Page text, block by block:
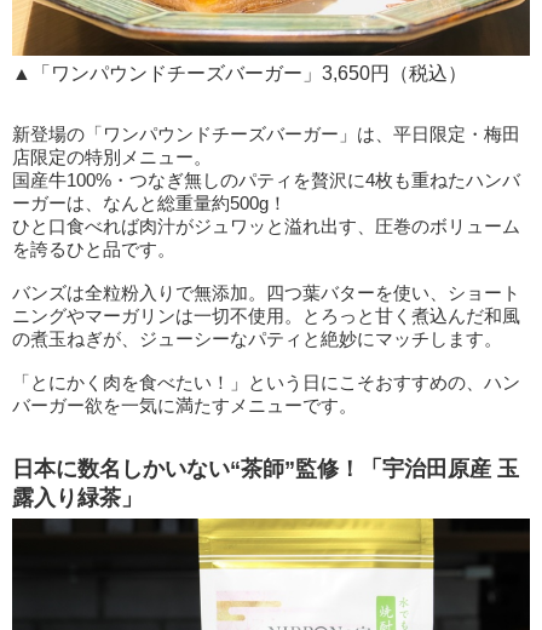
▲「ワンパウンドチーズバーガー」3,650円（税込）
新登場の「ワンパウンドチーズバーガー」は、平日限定・梅田
店限定の特別メニュー。
国産牛100%・つなぎ無しのパティを贅沢に4枚も重ねたハンバ
ーガーは、なんと総重量約500g！
ひと口食べれば肉汁がジュワッと溢れ出す、圧巻のボリューム
を誇るひと品です。
バンズは全粒粉入りで無添加。四つ葉バターを使い、ショート
ニングやマーガリンは一切不使用。とろっと甘く煮込んだ和風
の煮玉ねぎが、ジューシーなパティと絶妙にマッチします。
「とにかく肉を食べたい！」という日にこそおすすめの、ハン
バーガー欲を一気に満たすメニューです。
日本に数名しかいない“茶師”監修！「宇治田原産 玉
露入り緑茶」